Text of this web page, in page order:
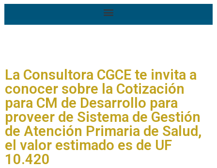
La Consultora CGCE te invita a
conocer sobre la Cotización
para CM de Desarrollo para
proveer de Sistema de Gestión
de Atención Primaria de Salud,
el valor estimado es de UF
10.420